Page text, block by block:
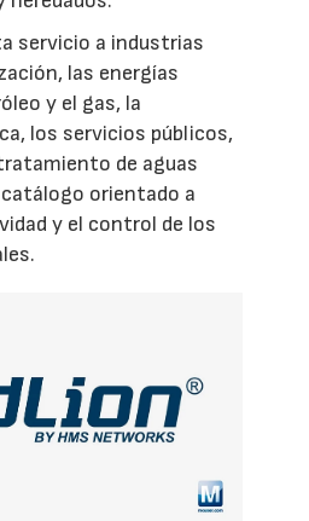
servicio a industrias
las energías
y el gas, la
los servicios públicos,
de aguas
orientado a
y el control de los